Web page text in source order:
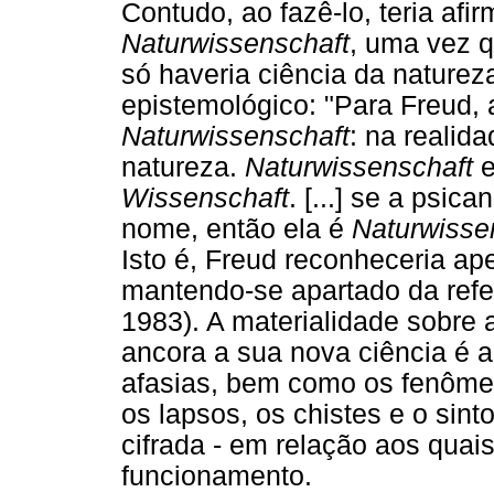
Contudo, ao fazê-lo, teria
Naturwissenschaft, uma vez
só haveria ciência da
epistemológico: "Para Freud,
Naturwissenschaft: na
natureza. Naturwissenschaft
Wissenschaft. [...] se a
nome, então ela é
Isto é, Freud reconheceria
mantendo-se apartado da
1983). A materialidade sobre
ancora a sua nova ciência é
afasias, bem como os
os lapsos, os chistes e o
cifrada - em relação aos
funcionamento.